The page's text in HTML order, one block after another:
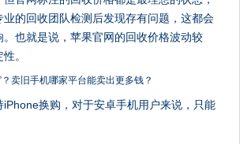
的回收团队检测后发现存有问题，这都会
。也就是说，苹果官网的回收价格波动较
。
换购，对于安卓手机用户来说，只能